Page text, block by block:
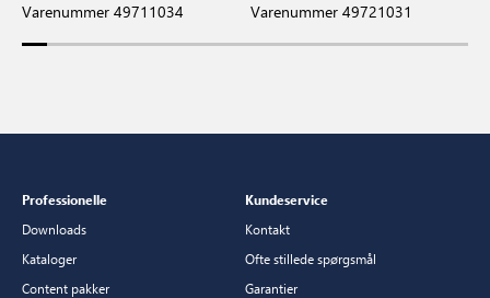
Varenummer 49711034 Varenummer 49721031
Professionelle
Downloads
Kataloger
Content pakker
Kundeservice
Kontakt
Ofte stillede spørgsmål
Garantier